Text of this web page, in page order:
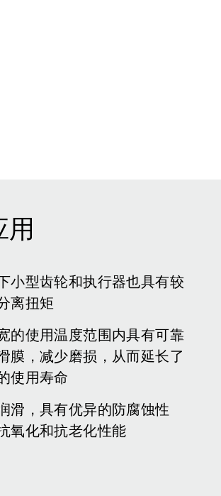
用
小型齿轮和执行器也具有较
离扭矩
的使用温度范围内具有可靠
膜，减少磨损，从而延长了
使用寿命
滑，具有优异的防腐蚀性
氧化和抗老化性能